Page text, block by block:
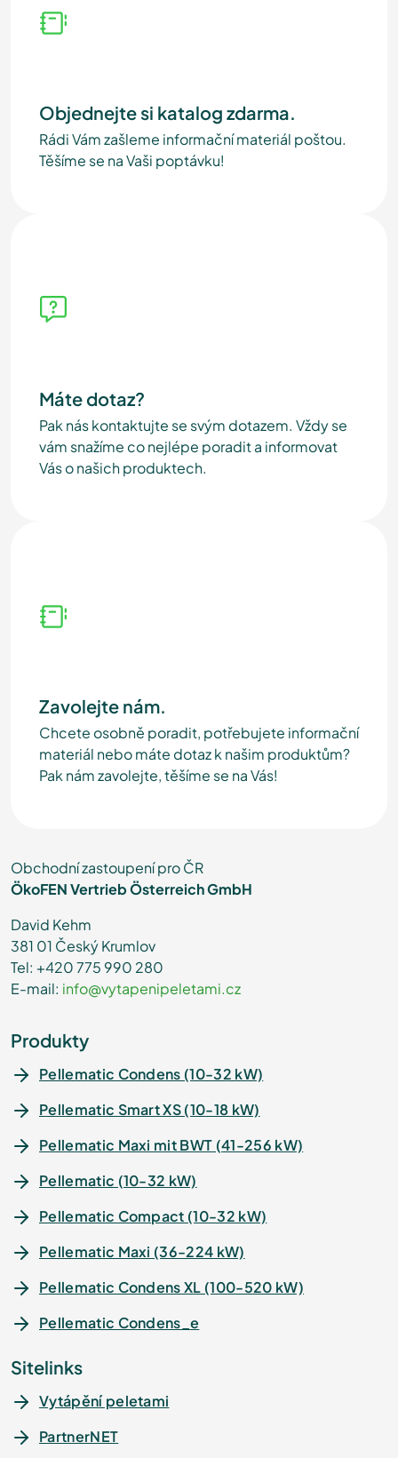
Objednejte si katalog zdarma.
Rádi Vám zašleme informační materiál poštou.
Těšíme se na Vaši poptávku!
Máte dotaz?
Pak nás kontaktujte se svým dotazem. Vždy se
vám snažíme co nejlépe poradit a informovat
Vás o našich produktech.
Zavolejte nám.
Chcete osobně poradit, potřebujete informační
materiál nebo máte dotaz k našim produktům?
Pak nám zavolejte, těšíme se na Vás!
Obchodní zastoupení pro ČR
ÖkoFEN Vertrieb Österreich GmbH
David Kehm
381 01 Český Krumlov
Tel: +420 775 990 280
E-mail: info@vytapenipeletami.cz
Produkty
Pellematic Condens (10-32 kW)
Pellematic Smart XS (10-18 kW)
Pellematic Maxi mit BWT (41-256 kW)
Pellematic (10-32 kW)
Pellematic Compact (10-32 kW)
Pellematic Maxi (36-224 kW)
Pellematic Condens XL (100-520 kW)
Pellematic Condens_e
Sitelinks
Vytápění peletami
PartnerNET